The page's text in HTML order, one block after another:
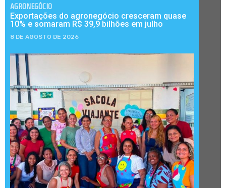
AGRONEGÓCIO
Exportações do agronegócio cresceram quase
10% e somaram R$ 39,9 bilhões em julho
8 DE AGOSTO DE 2026